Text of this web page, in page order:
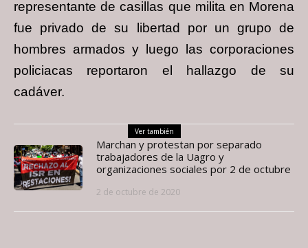
representante de casillas que milita en Morena
fue privado de su libertad por un grupo de
hombres armados y luego las corporaciones
policiacas reportaron el hallazgo de su
cadáver.
Ver también
Marchan y protestan por separado
trabajadores de la Uagro y
organizaciones sociales por 2 de octubre
2 de octubre de 2020